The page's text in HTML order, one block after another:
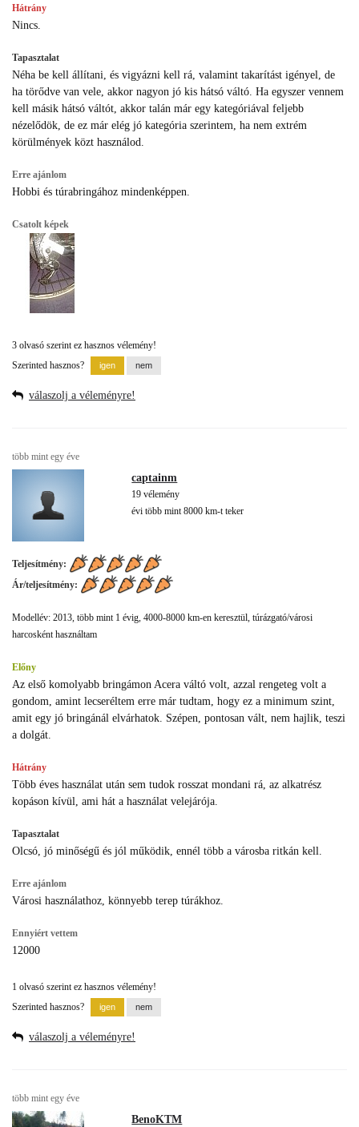
Hátrány
Nincs.
Tapasztalat
Néha be kell állítani, és vigyázni kell rá, valamint takarítást igényel, de
ha törődve van vele, akkor nagyon jó kis hátsó váltó. Ha egyszer vennem
kell másik hátsó váltót, akkor talán már egy kategóriával feljebb
nézelődök, de ez már elég jó kategória szerintem, ha nem extrém
körülmények közt használod.
Erre ajánlom
Hobbi és túrabringához mindenképpen.
Csatolt képek
3 olvasó szerint ez hasznos vélemény!
Szerinted hasznos?
válaszolj a véleményre!
több mint egy éve
captainm
19 vélemény
évi több mint 8000 km-t teker
Teljesítmény:
Ár/teljesítmény:
Modellév: 2013, több mint 1 évig, 4000-8000 km-en keresztül, túrázgató/városi
harcosként használtam
Előny
Az első komolyabb bringámon Acera váltó volt, azzal rengeteg volt a
gondom, amint lecseréltem erre már tudtam, hogy ez a minimum szint,
amit egy jó bringánál elvárhatok. Szépen, pontosan vált, nem hajlik, teszi
a dolgát.
Hátrány
Több éves használat után sem tudok rosszat mondani rá, az alkatrész
kopáson kívül, ami hát a használat velejárója.
Tapasztalat
Olcsó, jó minőségű és jól működik, ennél több a városba ritkán kell.
Erre ajánlom
Városi használathoz, könnyebb terep túrákhoz.
Ennyiért vettem
12000
1 olvasó szerint ez hasznos vélemény!
Szerinted hasznos?
válaszolj a véleményre!
több mint egy éve
BenoKTM